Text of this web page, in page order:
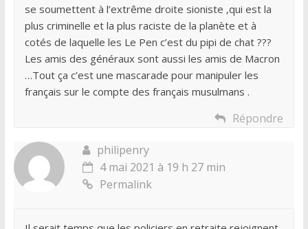
se soumettent à l’extrême droite sioniste ,qui est la
plus criminelle et la plus raciste de la planète et à
cotés de laquelle les Le Pen c’est du pipi de chat ???
Les amis des généraux sont aussi les amis de Macron
…Tout ça c’est une mascarade pour manipuler les
français sur le compte des français musulmans .
Répondre
philipenry
4 mai 2021 à 19 h 27 min
Permalink